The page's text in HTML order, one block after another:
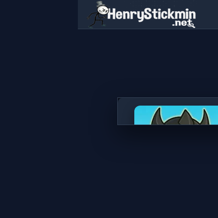
Knight Hero Adventure: Idle